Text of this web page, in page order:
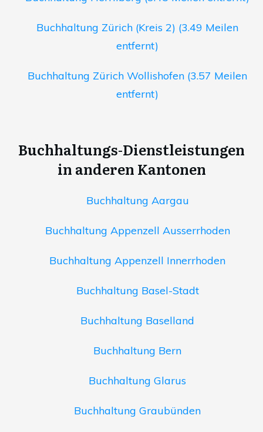
Buchhaltung Zürich (Kreis 2) (3.49 Meilen
entfernt)
Buchhaltung Zürich Wollishofen (3.57 Meilen
entfernt)
Buchhaltungs-Dienstleistungen
in anderen Kantonen
Buchhaltung Aargau
Buchhaltung Appenzell Ausserrhoden
Buchhaltung Appenzell Innerrhoden
Buchhaltung Basel-Stadt
Buchhaltung Baselland
Buchhaltung Bern
Buchhaltung Glarus
Buchhaltung Graubünden